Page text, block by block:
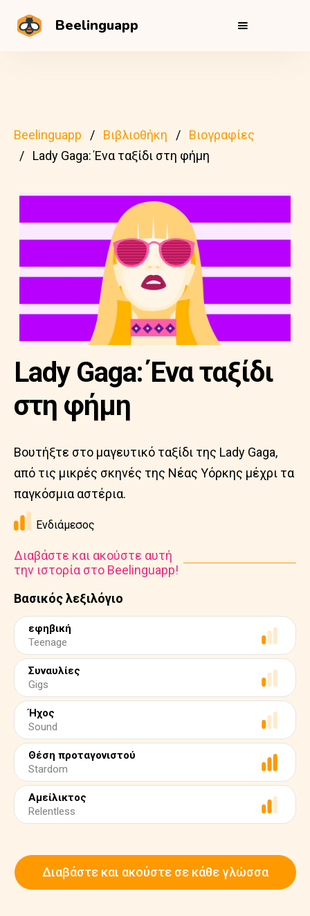
Beelinguapp
Beelinguapp Βιβλιοθήκη
Βιογραφίες
Lady Gaga: Ένα ταξίδι στη φήμη
Βασικός λεξιλόγιο
εφηβική
Teenage
Συναυλίες
Gigs
Ήχος
Sound
Θέση προταγονιστού
Stardom
Αμείλικτος
Relentless
Lady Gaga: Ένα ταξίδι
στη φήμη
Βουτήξτε στο μαγευτικό ταξίδι της Lady Gaga,
από τις μικρές σκηνές της Νέας Υόρκης μέχρι τα
παγκόσμια αστέρια.
Ενδιάμεσος
Διαβάστε και ακούστε αυτή
την ιστορία στο Beelinguapp!
Διαβάστε και ακούστε σε κάθε γλώσσα